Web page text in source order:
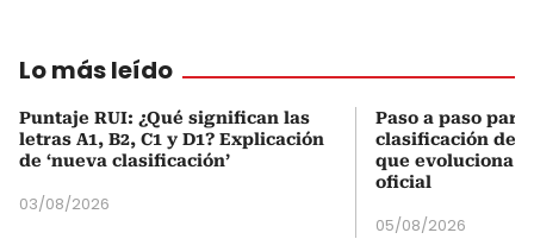
Lo más leído
Puntaje RUI: ¿Qué significan las
letras A1, B2, C1 y D1? Explicación
de ‘nueva clasificación’
03/08/2026
Paso a paso
clasificación del
que evoluciona
oficial
05/08/2026